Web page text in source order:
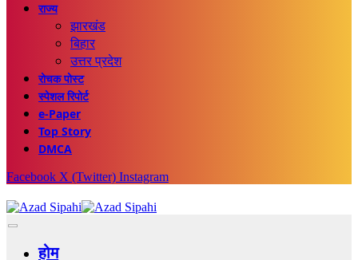
राज्य
झारखंड
बिहार
उत्तर प्रदेश
रोचक पोस्ट
स्पेशल रिपोर्ट
e-Paper
Top Story
DMCA
Facebook X (Twitter) Instagram
होम